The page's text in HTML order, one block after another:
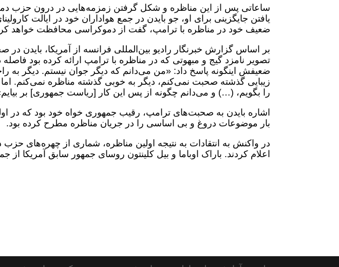
ساعاتی پس از این مناظره و شکل گرفتن زمزمه‌هایی در درون حزب
یافتن جایگزینی برای او، جو بایدن در جمع هواداران خود در ایالت
ضعیف خود در مناظره با ترامپ، گفت از دموکراسی محافظت خواهد
بر اساس گزارش خبرنگار رادیو بین‌المللی فرانسه از آمریکا، بایدن در
تصویر نامزد گیج و مبهوتی که در مناظره با ترامپ ارائه کرده بود
ضعیفش اینگونه پاسخ داد: «من می‌دانم که دیگر جوان نیستم. دیگر به
زیبایی گذشته صحبت نمی‌کنم، دیگر به خوبی گذشته مناظره نمی‌کنم.
را بگویم، (…) و می‌دانم چگونه از پس این کار [ریاست جمهوری] بر
اشاره بایدن به صحبت‌های ترامپ، رقیب جمهوری خواه خود بود که در
بار موضوعات دروغ و بی‌ اساسی را در جریان مناظره مطرح کرده بود.
در واکنش به انتقادات به نتیجه اولین مناظره، شماری از چهره‌های حزب
اعلام کردند. باراک اوباما و بیل کلینتون روسای جمهور سابق آمریکا از